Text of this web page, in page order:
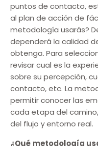
puntos de contacto,
al plan de acción de
metodología usarás?
dependerá la calidad
obtenga. Para
revisar cual es la
sobre su percepción,
contacto, etc. La
permitir conocer las
cada etapa del
del flujo y entorno real.
¿Qué metodología